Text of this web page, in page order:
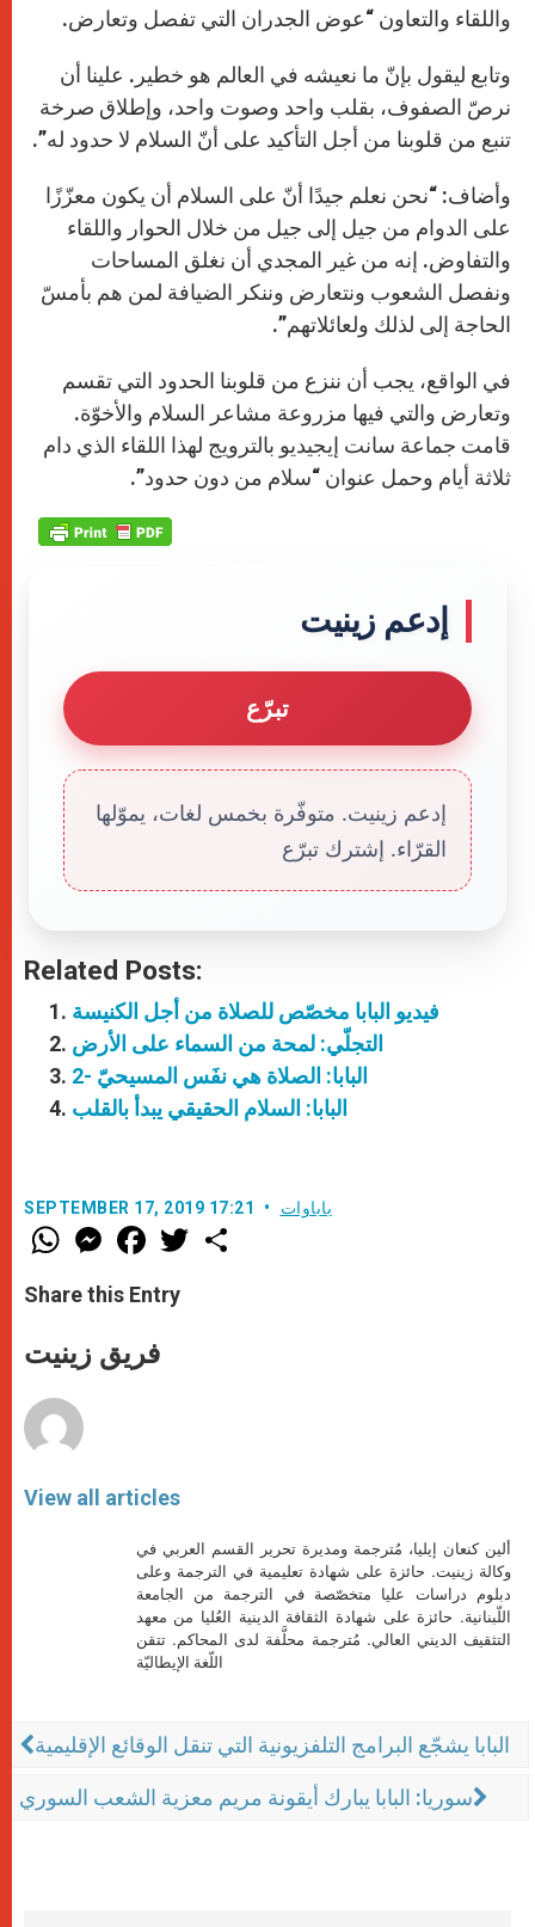
واللقاء والتعاون “عوض الجدران التي تفصل وتعارض.
وتابع ليقول بإنّ ما نعيشه في العالم هو خطير. علينا أن
نرصّ الصفوف، بقلب واحد وصوت واحد، وإطلاق صرخة
تنبع من قلوبنا من أجل التأكيد على أنّ السلام لا حدود له”.
وأضاف: “نحن نعلم جيدًا أنّ على السلام أن يكون معزّزًا
على الدوام من جيل إلى جيل من خلال الحوار واللقاء
والتفاوض. إنه من غير المجدي أن نغلق المساحات
ونفصل الشعوب ونتعارض وننكر الضيافة لمن هم بأمسّ
الحاجة إلى لذلك ولعائلاتهم”.
في الواقع، يجب أن ننزع من قلوبنا الحدود التي تقسم
وتعارض والتي فيها مزروعة مشاعر السلام والأخوّة.
قامت جماعة سانت إيجيديو بالترويج لهذا اللقاء الذي دام
ثلاثة أيام وحمل عنوان “سلام من دون حدود”.
إدعم زينيت
تبرّع
إدعم زينيت. متوفّرة بخمس لغات، يموّلها
القرّاء. إشترك تبرّع
Related Posts:
فيديو البابا مخصّص للصلاة من أجل الكنيسة
التجلّي: لمحة من السماء على الأرض
البابا: الصلاة هي نفَس المسيحيّ -2
البابا: السلام الحقيقي يبدأ بالقلب
SEPTEMBER 17, 2019 17:21 باباوات
W
h
t
s
p
p
M
e
s
e
g
e
F
a
e
b
o
k
w
Share this Entry
فريق زينيت
View all articles
ألين كنعان إيليا، مُترجمة ومديرة تحرير القسم العربي في
وكالة زينيت. حائزة على شهادة تعليمية في الترجمة وعلى
دبلوم دراسات عليا متخصّصة في الترجمة من الجامعة
اللّبنانية. حائزة على شهادة الثقافة الدينية العُليا من معهد
التثقيف الديني العالي. مُترجمة محلَّفة لدى المحاكم. تتقن
اللّغة الإيطاليّة
البابا يشجّع البرامج التلفزيونية التي تنقل الوقائع الإقليمية
سوريا: البابا يبارك أيقونة مريم معزية الشعب السوري